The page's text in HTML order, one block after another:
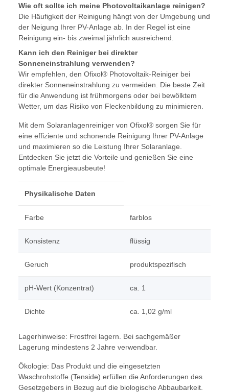
Wie oft sollte ich meine Photovoltaikanlage reinigen?
Die Häufigkeit der Reinigung hängt von der Umgebung und
der Neigung Ihrer PV-Anlage ab. In der Regel ist eine
Reinigung ein- bis zweimal jährlich ausreichend.
Kann ich den Reiniger bei direkter
Sonneneinstrahlung verwenden?
Wir empfehlen, den Ofixol® Photovoltaik-Reiniger bei
direkter Sonneneinstrahlung zu vermeiden. Die beste Zeit
für die Anwendung ist frühmorgens oder bei bewölktem
Wetter, um das Risiko von Fleckenbildung zu minimieren.
Mit dem Solaranlagenreiniger von Ofixol® sorgen Sie für
eine effiziente und schonende Reinigung Ihrer PV-Anlage
und maximieren so die Leistung Ihrer Solaranlage.
Entdecken Sie jetzt die Vorteile und genießen Sie eine
optimale Energieausbeute!
Physikalische Daten
Farbe farblos
Konsistenz flüssig
Geruch produktspezifisch
pH-Wert (Konzentrat) ca. 1
Dichte ca. 1,02 g/ml
Lagerhinweise: Frostfrei lagern. Bei sachgemäßer
Lagerung mindestens 2 Jahre verwendbar.
Ökologie: Das Produkt und die eingesetzten
Waschrohstoffe (Tenside) erfüllen die Anforderungen des
Gesetzgebers in Bezug auf die biologische Abbaubarkeit.